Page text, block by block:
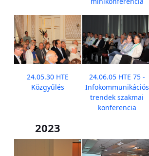
24.05.30 HTE
Közgyűlés
24.06.05 HTE 75 -
Infokommunikációs
trendek szakmai
konferencia
2023